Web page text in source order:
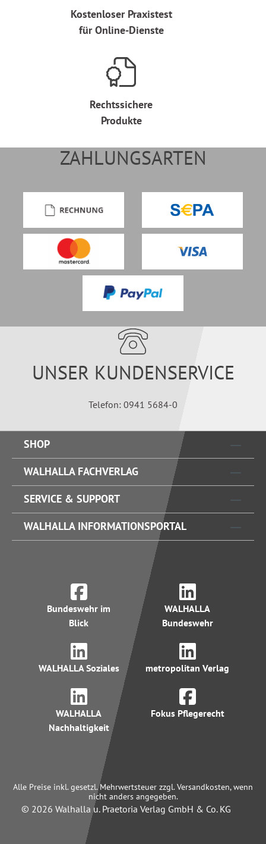
Kostenloser Praxistest
für Online-Dienste
Rechtssichere
Produkte
ZAHLUNGSARTEN
UNSER KUNDENSERVICE
Telefon: 0941 5684-0
SHOP
WALHALLA FACHVERLAG
SERVICE & SUPPORT
WALHALLA INFORMATIONSPORTAL
Bundeswehr im
Blick
WALHALLA
Bundeswehr
WALHALLA Soziales metropolitan Verlag
WALHALLA
Nachhaltigkeit
Fokus Pflegerecht
Alle Preise inkl. gesetzl. Mehrwertsteuer zzgl. Versandkosten, wenn
nicht anders angegeben.
© 2026 Walhalla u. Praetoria Verlag GmbH & Co. KG